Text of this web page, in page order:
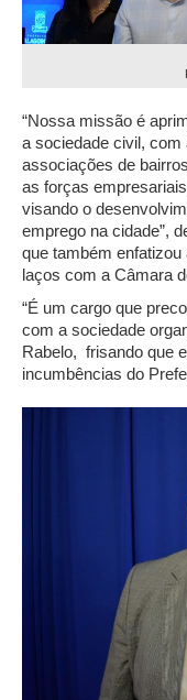
“Nossa missão é
a sociedade civil, com
associações de
as forças
visando o
emprego na cidade”,
que também
laços com a Câmara
“É um cargo que
com a sociedade
Rabelo, frisando que
incumbências do